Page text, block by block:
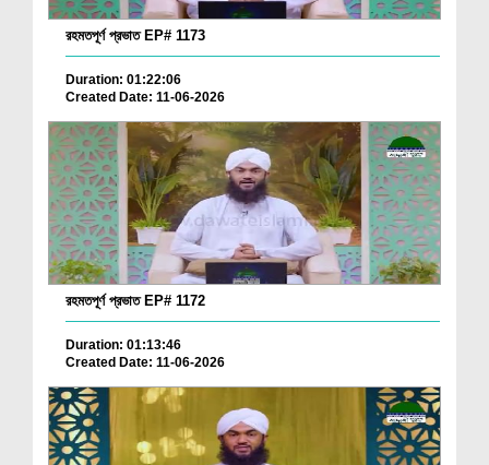
রহমতপূর্ণ প্রভাত EP# 1173
Duration: 01:22:06
Created Date: 11-06-2026
রহমতপূর্ণ প্রভাত EP# 1172
Duration: 01:13:46
Created Date: 11-06-2026